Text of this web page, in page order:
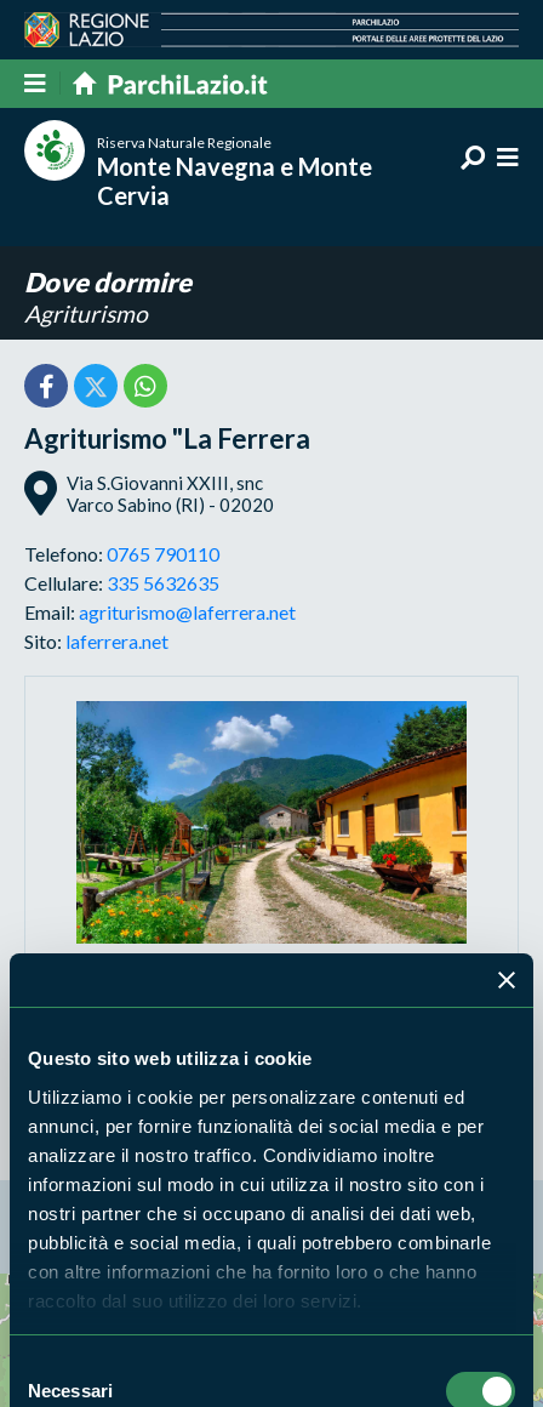
Questo sito web utilizza i cookie
Utilizziamo i cookie per personalizzare contenuti ed
annunci, per fornire funzionalità dei social media e per
analizzare il nostro traffico. Condividiamo inoltre
informazioni sul modo in cui utilizza il nostro sito con i
nostri partner che si occupano di analisi dei dati web,
pubblicità e social media, i quali potrebbero combinarle
con altre informazioni che ha fornito loro o che hanno
raccolto dal suo utilizzo dei loro servizi.
delNecessari
Riserva Naturale Regionale
Monte Navegna e Monte
Cervia
Dove dormire
Agriturismo
Agriturismo "La Ferrera
Via S.Giovanni XXIII, snc
Varco Sabino (RI) - 02020
Telefono:0765 790110
Cellulare: 335 5632635
Email:agriturismo@laferrera.net
Sito: laferrera.net
La mappa di Parchilazio.it